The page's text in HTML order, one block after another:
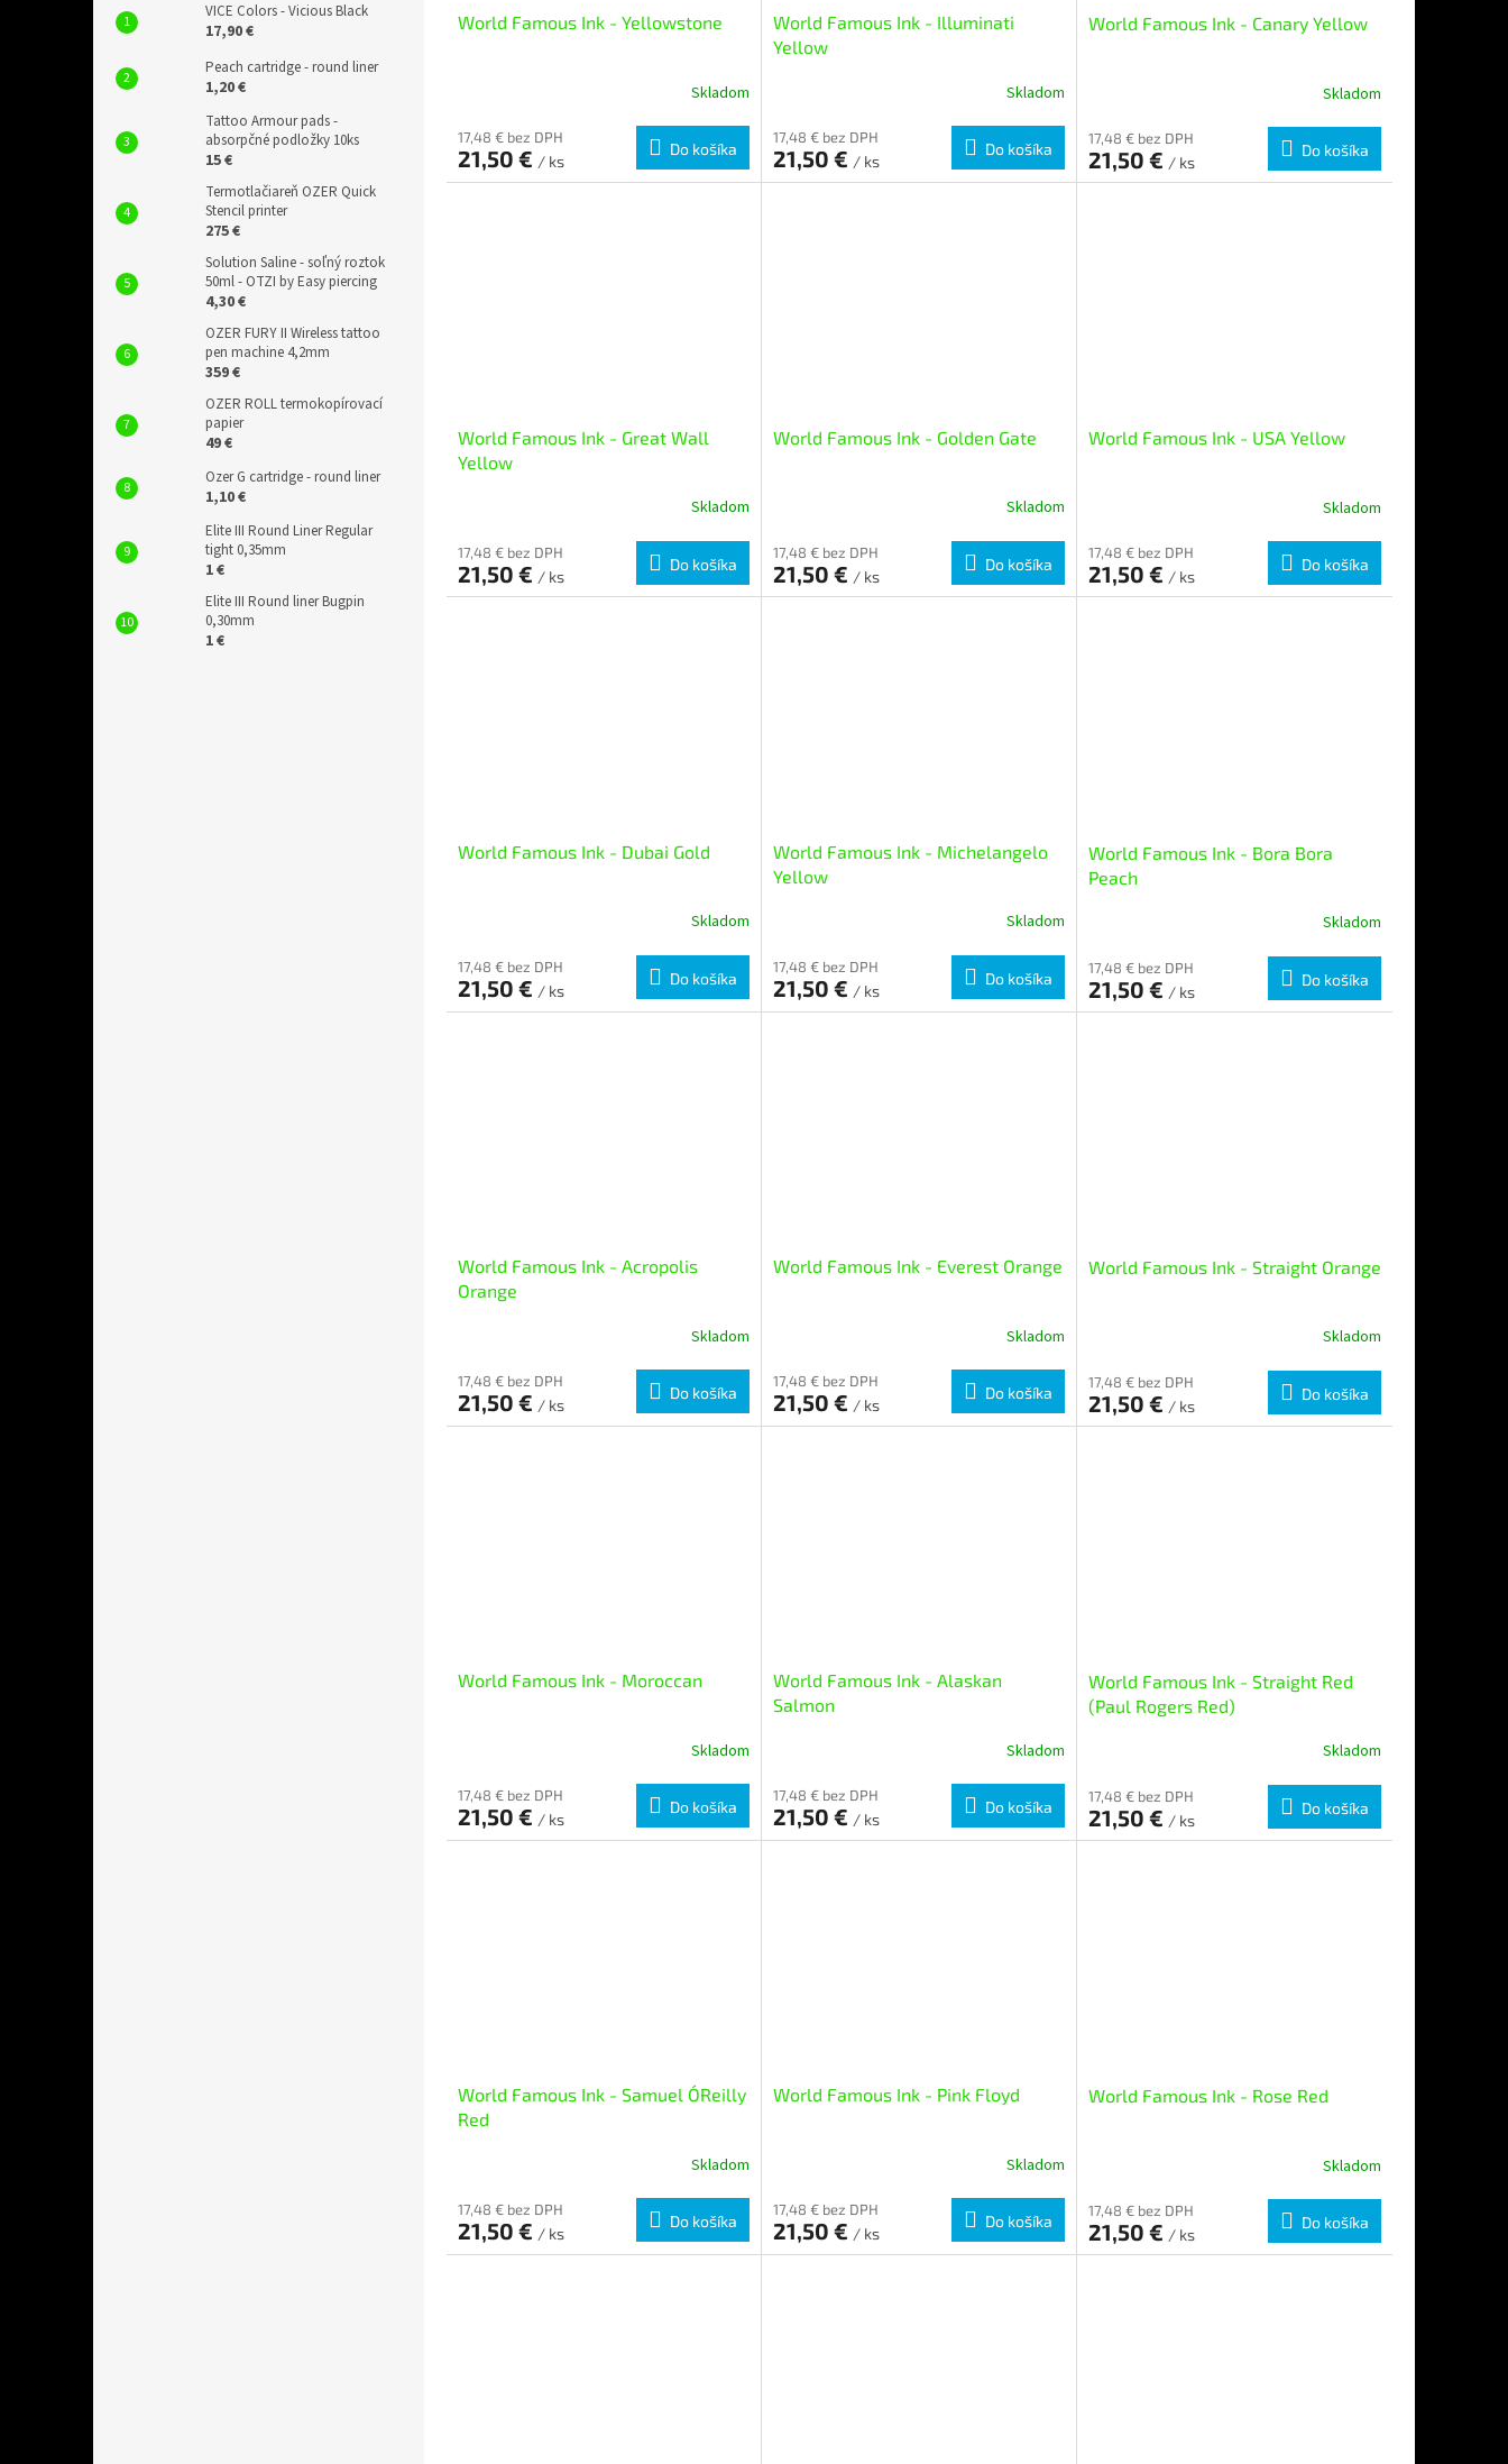
VICE Colors - Vicious Black
17,90 €
Peach cartridge - round liner
1,20 €
Tattoo Armour pads -
absorpčné podložky 10ks
15 €
Termotlačiareň OZER Quick
Stencil printer
275 €
Solution Saline - soľný roztok
50ml - OTZI by Easy piercing
4,30 €
OZER FURY II Wireless tattoo
pen machine 4,2mm
359 €
OZER ROLL termokopírovací
papier
49 €
Ozer G cartridge - round liner
1,10 €
Elite III Round Liner Regular
tight 0,35mm
1 €
Elite III Round liner Bugpin
0,30mm
1 €
World Famous Ink - Yellowstone
Skladom
17,48 € bez DPH
21,50 € / ks
Do košíka
World Famous Ink - Illuminati
Yellow
Skladom
17,48 € bez DPH
21,50 € / ks
Do košíka
World Famous Ink - Canary Yellow
Skladom
17,48 € bez DPH
21,50 € / ks
Do košíka
World Famous Ink - Great Wall
Yellow
Skladom
17,48 € bez DPH
21,50 € / ks
Do košíka
World Famous Ink - Golden Gate
Skladom
17,48 € bez DPH
21,50 € / ks
Do košíka
World Famous Ink - USA Yellow
Skladom
17,48 € bez DPH
21,50 € / ks
Do košíka
World Famous Ink - Dubai Gold
Skladom
17,48 € bez DPH
21,50 € / ks
Do košíka
World Famous Ink - Michelangelo
Yellow
Skladom
17,48 € bez DPH
21,50 € / ks
Do košíka
World Famous Ink - Bora Bora
Peach
Skladom
17,48 € bez DPH
21,50 € / ks
Do košíka
World Famous Ink - Acropolis
Orange
Skladom
17,48 € bez DPH
21,50 € / ks
Do košíka
World Famous Ink - Everest Orange
Skladom
17,48 € bez DPH
21,50 € / ks
Do košíka
World Famous Ink - Straight Orange
Skladom
17,48 € bez DPH
21,50 € / ks
Do košíka
World Famous Ink - Moroccan
Skladom
17,48 € bez DPH
21,50 € / ks
Do košíka
World Famous Ink - Alaskan
Salmon
Skladom
17,48 € bez DPH
21,50 € / ks
Do košíka
World Famous Ink - Straight Red
(Paul Rogers Red)
Skladom
17,48 € bez DPH
21,50 € / ks
Do košíka
World Famous Ink - Samuel O´Reilly
Red
Skladom
17,48 € bez DPH
21,50 € / ks
Do košíka
World Famous Ink - Pink Floyd
Skladom
17,48 € bez DPH
21,50 € / ks
Do košíka
World Famous Ink - Rose Red
Skladom
17,48 € bez DPH
21,50 € / ks
Do košíka